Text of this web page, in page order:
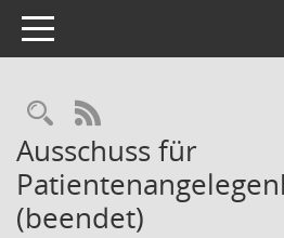
Toggle navigation
Rechercheauswahl
RSS-Feed
Ausschuss für
(beendet)